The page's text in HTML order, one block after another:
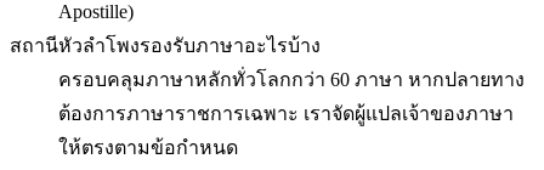
Apostille)
สถานีหัวลำโพงรองรับภาษาอะไรบ้าง
ครอบคลุมภาษาหลักทั่วโลกกว่า 60 ภาษา หากปลายทาง
ต้องการภาษาราชการเฉพาะ เราจัดผู้แปลเจ้าของภาษา
ให้ตรงตามข้อกำหนด